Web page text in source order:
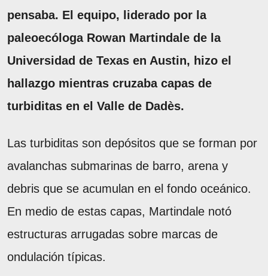
pensaba. El equipo, liderado por la
paleoecóloga Rowan Martindale de la
Universidad de Texas en Austin, hizo el
hallazgo mientras cruzaba capas de
turbiditas en el Valle de Dadès.
Las turbiditas son depósitos que se forman por
avalanchas submarinas de barro, arena y
debris que se acumulan en el fondo oceánico.
En medio de estas capas, Martindale notó
estructuras arrugadas sobre marcas de
ondulación típicas.